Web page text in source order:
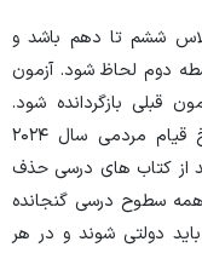
ششم تا دهم باشد و
دوم لحاظ شود. آزمون
قبلی بازگردانده شود.
درکتاب های درسی باید به طور جدی تاریخ قیام مردمی سال ۲۰۲۴
از کتاب های درسی حذف
سطوح درسی گنجانده
دولتی شوند و در هر